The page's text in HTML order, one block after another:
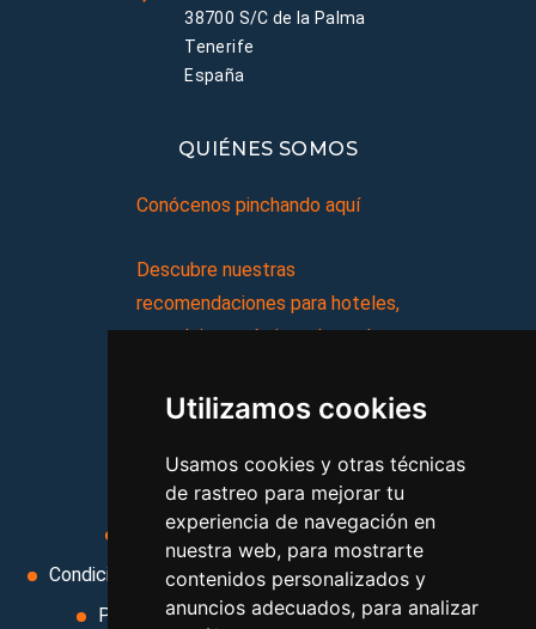
Utilizamos cookies
Usamos cookies y otras técnicas
de rastreo para mejorar tu
experiencia de navegación en
nuestra web, para mostrarte
contenidos personalizados y
anuncios adecuados, para analizar
38700 S/C de la Palma
Tenerife
España
QUIÉNES SOMOS
Conócenos pinchando aquí
Descubre nuestras
recomendaciones para hoteles,
complejos turísticos, hostales,
viajes, y mucho más!
MI AGENCIA
Aviso legal
Condiciones de uso
Condiciones Generales
Ley de Viajes Combinados
Política de privacidad
Uso de cookies